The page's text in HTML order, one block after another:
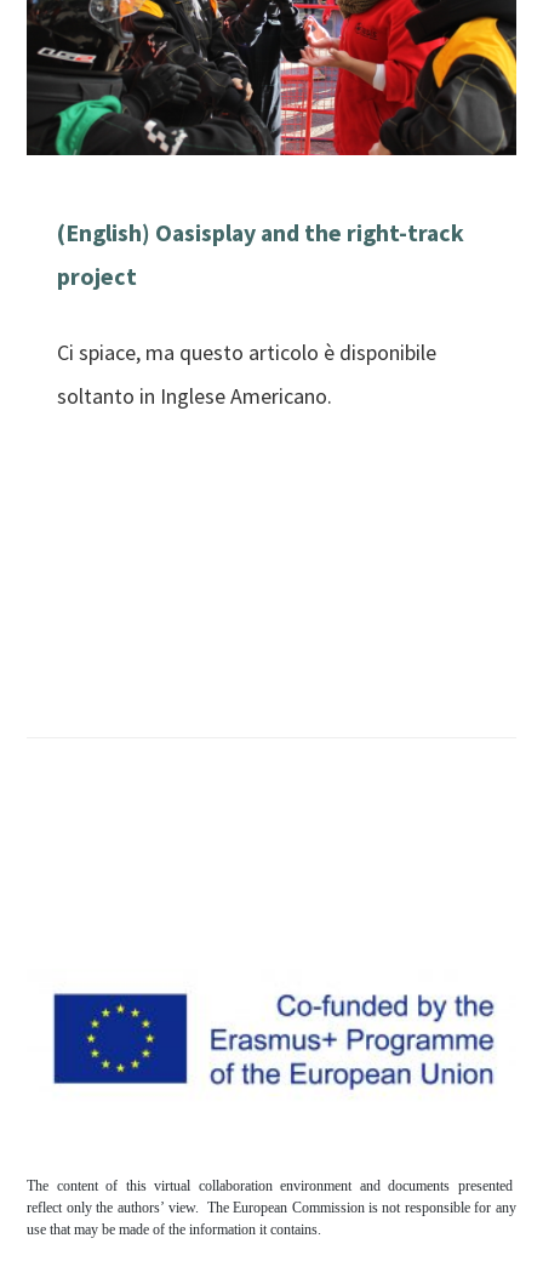
(English) Oasisplay and the right-track
project
Ci spiace, ma questo articolo è disponibile
soltanto in Inglese Americano.
The content of this virtual collaboration environment and documents presented
reflect only the authors’ view. The European Commission is not responsible for any
use that may be made of the information it contains.